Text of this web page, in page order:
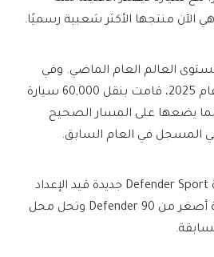
على مستوى العالم العام الماضي. وفي
الأشهر الستة الأولى من عام 2025، قامت بنقل 60,000 سيارة
مما يضعها على المسار الصحيح
المسجل في العام السابق.
تشير التقارير إلى أن سيارة Defender Sport جديدة قيد الإعداد
أيضًا، والتي ستكون نسخة أصغر من Defender 90 وتحل محل